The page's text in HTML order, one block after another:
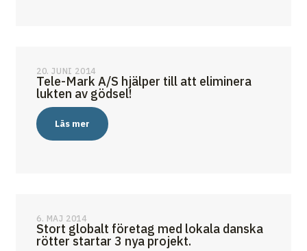
20. JUNI 2014
Tele-Mark A/S hjälper till att eliminera
lukten av gödsel!
Läs mer
6. MAJ 2014
Stort globalt företag med lokala danska
rötter startar 3 nya projekt.